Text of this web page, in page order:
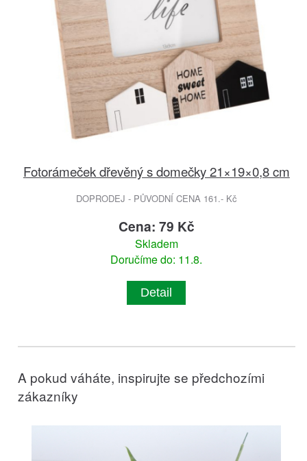
Fotorámeček dřevěný s domečky 21×19×0,8 cm
DOPRODEJ - PŮVODNÍ CENA 161.- Kč
Cena: 79 Kč
Skladem
Doručíme do: 11.8.
Detail
A pokud váháte, inspirujte se předchozími
zákazníky